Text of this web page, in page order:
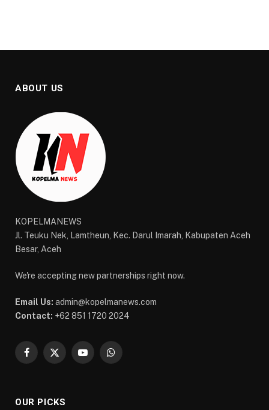
ABOUT US
KOPELMANEWS
Jl. Teuku Nek, Lamtheun, Kec. Darul Imarah, Kabupaten Aceh
Besar, Aceh
We're accepting new partnerships right now.
Email Us: admin@kopelmanews.com
Contact: +62 851 1720 2024
Facebook
X
YouTubeWhatsApp
OUR PICKS